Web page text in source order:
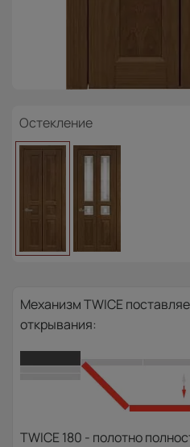
Остекление
Механизм TWICE
открывания:
TWICE 180 - полотно